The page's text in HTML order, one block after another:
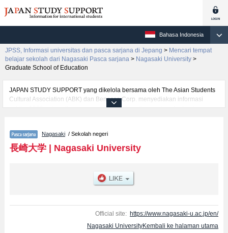
Bahasa Indonesia
JPSS, Informasi universitas dan pasca sarjana di Jepang > Mencari tempat
belajar sekolah dari Nagasaki Pasca sarjana > Nagasaki University >
Graduate School of Education
JAPAN STUDY SUPPORT yang dikelola bersama oleh The Asian Students
Cultural Association (ABK) dan Benesse Corp. menyediakan informasi
sekitar 1300 universitas, pascasarjana, universitas yunior, akademi
per jurusan riset seperti %% research %%, serta berbagai informasi yang
berguna bagi mahasiswa(i) mancanegara seperti kuota untuk jumlah
pendaftar dan jumlah kelulusan ujian masuk mahasiswa(i) mancanegara,
lainnya. Silakan memanfaatkannya.
Nagasaki / Sekolah negeri
長崎大学| Nagasaki University
Official site: https://www.nagasaki-u.ac.jp/en/
Nagasaki UniversityKembali ke halaman utama